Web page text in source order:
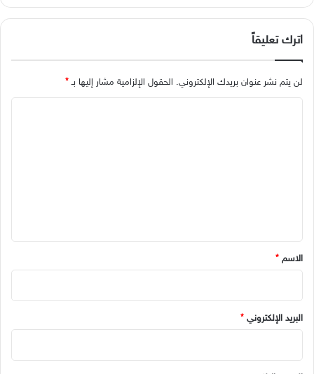
اترك تعليقاً
لن يتم نشر عنوان بريدك الإلكتروني. الحقول الإلزامية مشار إليها بـ*
*
الاسم *
البريد الإلكتروني *